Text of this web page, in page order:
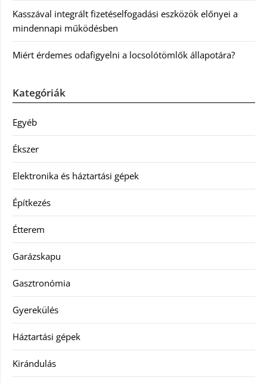
Kasszával integrált fizetéselfogadási eszközök előnyei a
mindennapi működésben
Miért érdemes odafigyelni a locsolótömlők állapotára?
Kategóriák
Egyéb
Ékszer
Elektronika és háztartási gépek
Építkezés
Étterem
Garázskapu
Gasztronómia
Gyerekülés
Háztartási gépek
Kirándulás